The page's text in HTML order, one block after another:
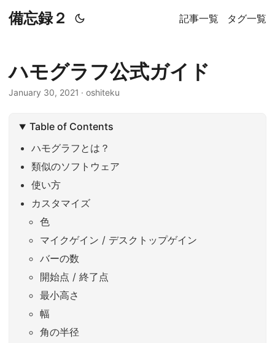
備忘録２ 記事一覧 タグ一覧
ハモグラフ公式ガイド
January 30, 2021 ·oshiteku
Table of Contents
ハモグラフとは？
類似のソフトウェア
使い方
カスタマイズ
色
マイクゲイン / デスクトップゲイン
バーの数
開始点 / 終了点
最小高さ
幅
角の半径